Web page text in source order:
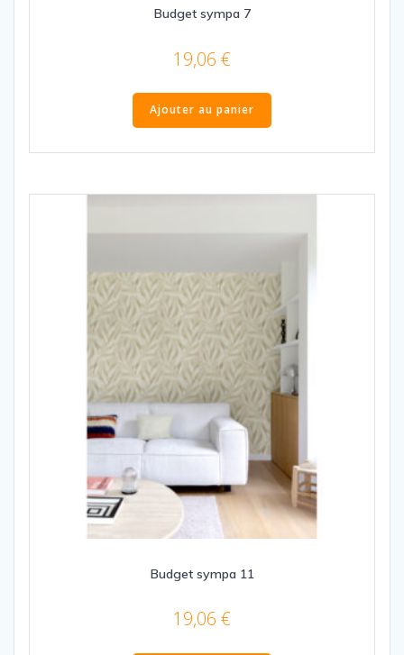
Budget sympa 7
19,06 €
Ajouter au panier
Budget sympa 11
19,06 €